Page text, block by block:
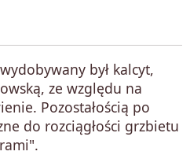
był kalcyt,
ze względu na
Pozostałością po
do rozciągłości grzbietu